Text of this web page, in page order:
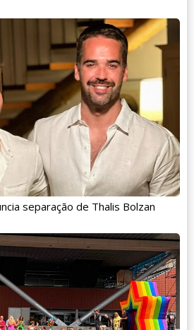
separação de Thalis Bolzan